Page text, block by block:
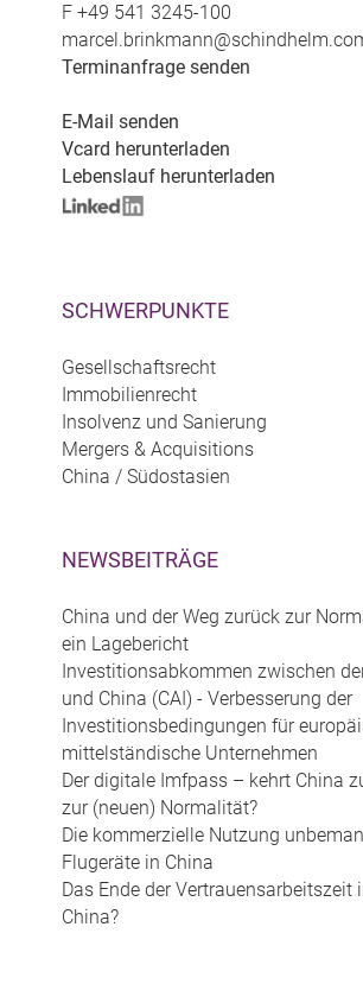
F +49 541 3245-100
Terminanfrage senden
E-Mail senden
Vcard herunterladen
Lebenslauf herunterladen
SCHWERPUNKTE
Gesellschaftsrecht
Immobilienrecht
Insolvenz und Sanierung
Mergers & Acquisitions
China / Südostasien
NEWSBEITRÄGE
China und der Weg zurück zur
ein Lagebericht
Investitionsabkommen zwischen
und China (CAI) - Verbesserung der
Investitionsbedingungen für
mittelständische Unternehmen
Der digitale Imfpass – kehrt China
zur (neuen) Normalität?
Die kommerzielle Nutzung
Flugeräte in China
Das Ende der Vertrauensarbeitszeit
China?